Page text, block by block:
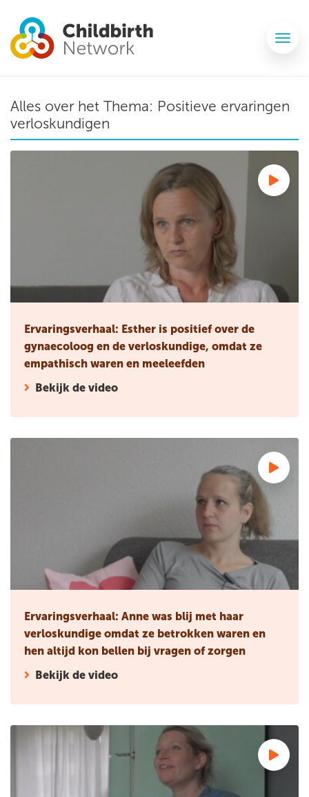
Alles over het Thema: Positieve ervaringen
verloskundigen
Ervaringsverhaal: Esther is positief over de
gynaecoloog en de verloskundige, omdat ze
empathisch waren en meeleefden
Bekijk de video
Ervaringsverhaal: Anne was blij met haar
verloskundige omdat ze betrokken waren en
hen altijd kon bellen bij vragen of zorgen
Bekijk de video
Ervaringsverhaal: Marije voelde zich welkom bij de